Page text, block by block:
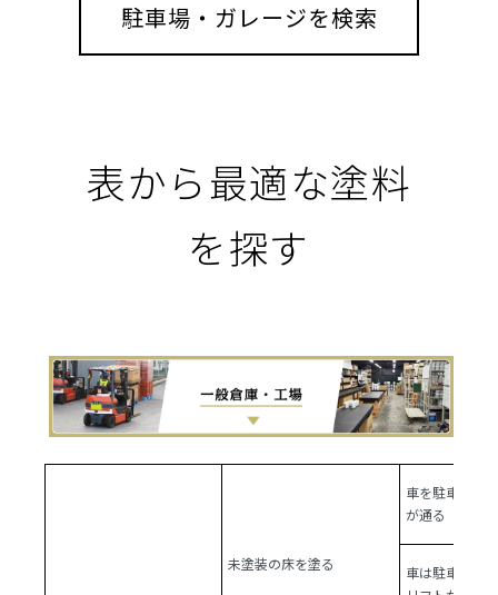
駐車場・ガレージを検索
表から最適な塗料
を探す
未塗装の床を塗る
車を駐車しフ
が通る
車は駐車しな